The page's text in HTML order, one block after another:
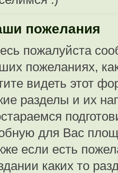
пожелания
пожалуйста
пожеланиях,
видеть этот
разделы и их
для Вас
если есть
каких то